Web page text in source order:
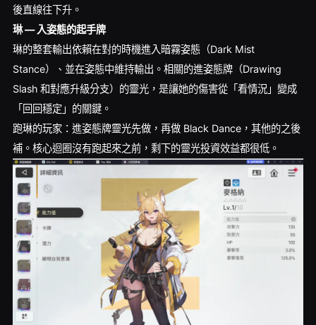
後直線往下升。
琳 — 入姿態的起手牌
琳的整套輸出依賴在對的時機進入暗霧姿態（Dark Mist
Stance）、並在姿態中維持輸出。相關的進姿態牌（Drawing
Slash 和對應升級分支）的靈光，是讓她的傷害從「看情況」變成
「回回穩定」的關鍵。
跑琳的玩家：進姿態牌靈光先做，再做 Black Dance，其他的之後
補。核心迴圈沒有跑起來之前，剩下的靈光投資效益都很低。